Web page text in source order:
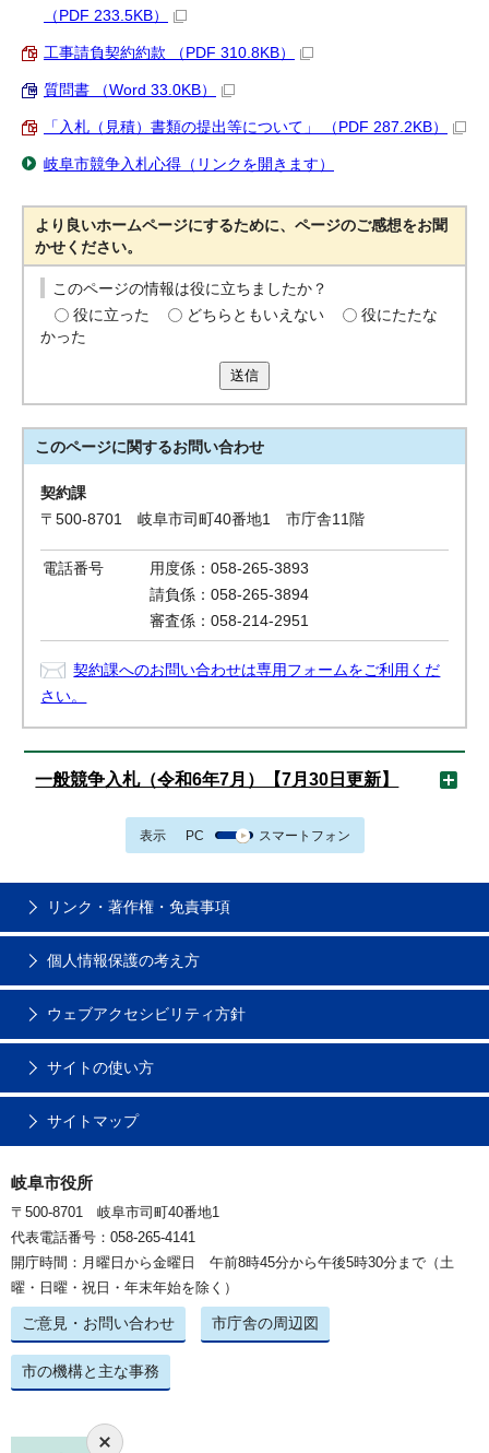
（PDF 233.5KB）
工事請負契約約款 （PDF 310.8KB）
質問書 （Word 33.0KB）
「入札（見積）書類の提出等について」 （PDF 287.2KB）
岐阜市競争入札心得（リンクを開きます）
より良いホームページにするために、ページのご感想をお聞
かせください。
このページの情報は役に立ちましたか？
役に立った
どちらともいえない
役にたたな
かった
送信
このページに関するお問い合わせ
契約課
〒500-8701 岐阜市司町40番地1 市庁舎11階
電話番号
用度係：058-265-3893
請負係：058-265-3894
審査係：058-214-2951
契約課へのお問い合わせは専用フォームをご利用くだ
さい。
一般競争入札（令和6年7月）【7月30日更新】
表示 PC スマートフォン
リンク・著作権・免責事項
個人情報保護の考え方
ウェブアクセシビリティ方針
サイトの使い方
サイトマップ
岐阜市役所
〒500-8701 岐阜市司町40番地1
代表電話番号：058-265-4141
開庁時間：月曜日から金曜日 午前8時45分から午後5時30分まで（土
曜・日曜・祝日・年末年始を除く）
ご意見・お問い合わせ 市庁舎の周辺図
市の機構と主な事務